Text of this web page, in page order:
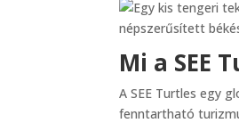
Mi a SEE
A SEE Turtles egy
fenntartható